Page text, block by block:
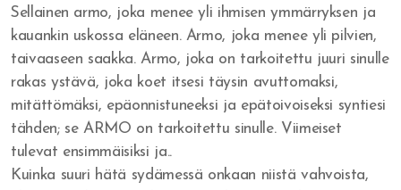
Sellainen armo, joka menee yli ihmisen ymmärryksen ja
kauankin uskossa eläneen. Armo, joka menee yli pilvien,
taivaaseen saakka. Armo, joka on tarkoitettu juuri sinulle
rakas ystävä, joka koet itsesi täysin avuttomaksi,
mitättömäksi, epäonnistuneeksi ja epätoivoiseksi syntiesi
tähden; se ARMO on tarkoitettu sinulle. Viimeiset
tulevat ensimmäisiksi ja..
Kuinka suuri hätä sydämessä onkaan niistä vahvoista,
Itsensä hyväksyminen
Tuomitseminen
Iankaikkisia siunauksia
Viisauden ja tiedon viettelys